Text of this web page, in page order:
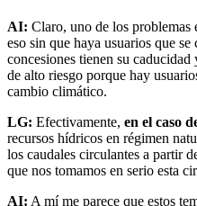
AI: Claro, uno de los problemas
eso sin que haya usuarios que
concesiones tienen su
de alto riesgo porque hay
cambio climático.
LG: Efectivamente, en el caso
recursos hídricos en régimen
los caudales circulantes a partir
que nos tomamos en serio esta
AI: A mí me parece que estos